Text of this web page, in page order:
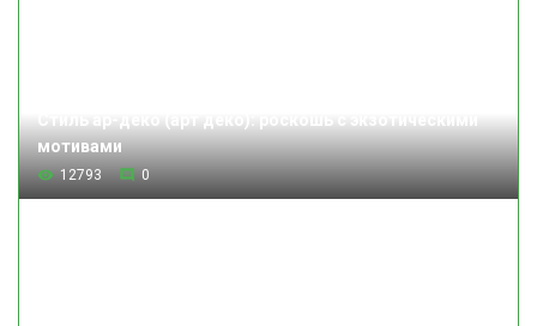
мотивами
12793 0